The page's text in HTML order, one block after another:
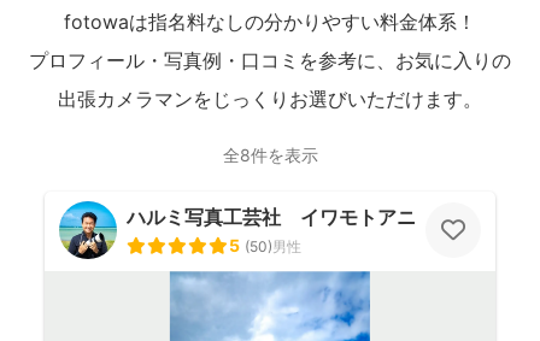
fotowaは指名料なしの分かりやすい料金体系！
プロフィール・写真例・口コミを参考に、お気に入りの
出張カメラマンをじっくりお選びいただけます。
全8件を表示
ハルミ写真工芸社 イワモトアニ
5 (50)男性